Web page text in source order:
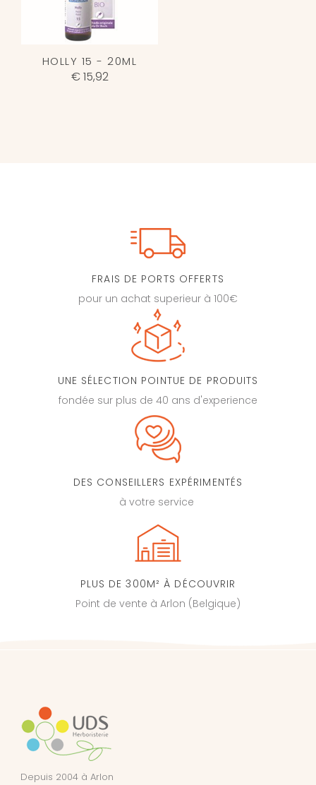
HOLLY 15 - 20ML
€ 15,92
FRAIS DE PORTS OFFERTS
pour un achat superieur à 100€
UNE SÉLECTION POINTUE DE PRODUITS
fondée sur plus de 40 ans d'experience
DES CONSEILLERS EXPÉRIMENTÉS
à votre service
PLUS DE 300M² À DÉCOUVRIR
Point de vente à Arlon (Belgique)
Depuis 2004 à Arlon